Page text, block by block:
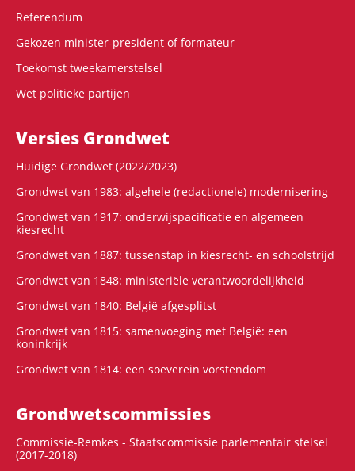
Referendum
Gekozen minister-president of formateur
Toekomst tweekamerstelsel
Wet politieke partijen
Versies Grondwet
Huidige Grondwet (2022/2023)
Grondwet van 1983: algehele (redactionele) modernisering
Grondwet van 1917: onderwijspacificatie en algemeen
kiesrecht
Grondwet van 1887: tussenstap in kiesrecht- en schoolstrijd
Grondwet van 1848: ministeriële verantwoordelijkheid
Grondwet van 1840: België afgesplitst
Grondwet van 1815: samenvoeging met België: een
koninkrijk
Grondwet van 1814: een soeverein vorstendom
Grondwets­commissies
Commissie-Remkes - Staatscommissie parlementair stelsel
(2017-2018)